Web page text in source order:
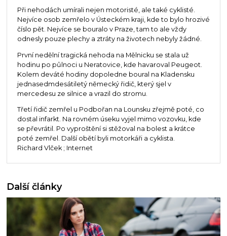
Při nehodách umírali nejen motoristé, ale také cyklisté.
Nejvíce osob zemřelo v Ústeckém kraji, kde to bylo hrozivé
číslo pět. Nejvíce se bouralo v Praze, tam to ale vždy
odnesly pouze plechy a ztráty na životech nebyly žádné.
První nedělní tragická nehoda na Mělnicku se stala už
hodinu po půlnoci u Neratovice, kde havaroval Peugeot.
Kolem deváté hodiny dopoledne boural na Kladensku
jednasedmdesátiletý německý řidič, který sjel v
mercedesu ze silnice a vrazil do stromu.
Třetí řidič zemřel u Podbořan na Lounsku zřejmě poté, co
dostal infarkt. Na rovném úseku vyjel mimo vozovku, kde
se převrátil. Po vyproštění si stěžoval na bolest a krátce
poté zemřel. Další obětí byli motorkáři a cyklista.
Richard Vlček ; Internet
Další články